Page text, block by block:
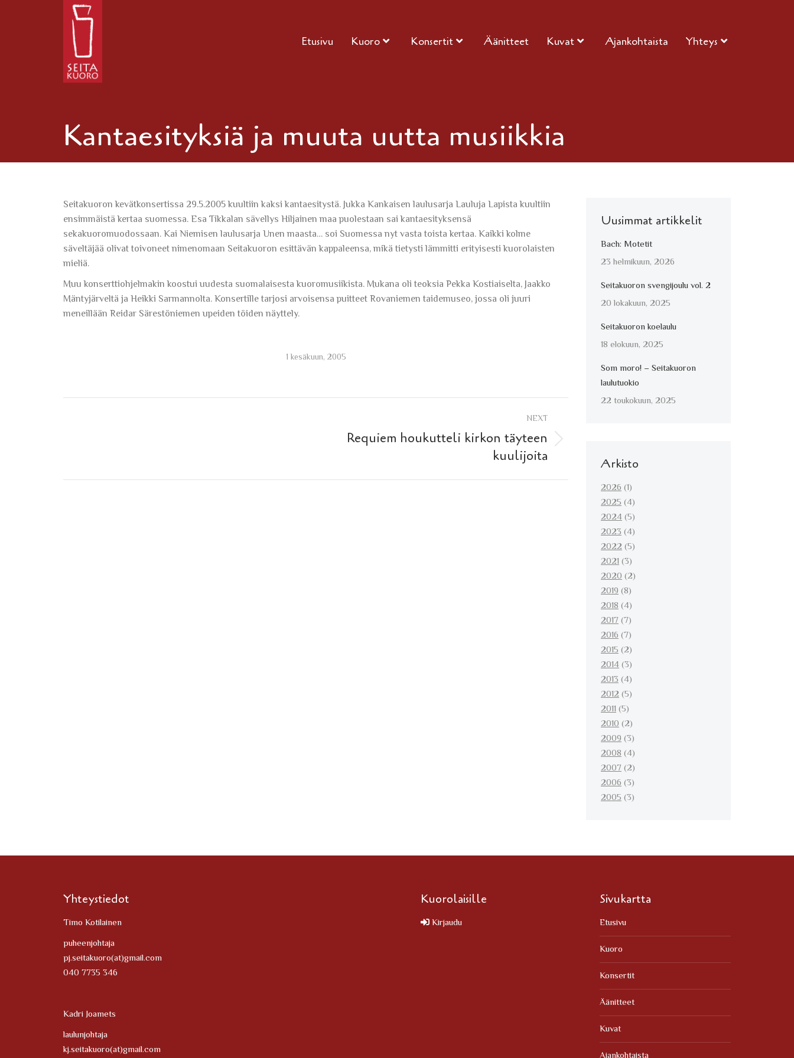
Etusivu Kuoro Konsertit Äänitteet Kuvat Ajankohtaista Yhteys
Kantaesityksiä ja muuta uutta musiikkia
Seitakuoron kevätkonsertissa 29.5.2005 kuultiin kaksi kantaesitystä. Jukka Kankaisen laulusarja Lauluja Lapista kuultiin
ensimmäistä kertaa suomessa. Esa Tikkalan sävellys Hiljainen maa puolestaan sai kantaesityksensä
sekakuoromuodossaan. Kai Niemisen laulusarja Unen maasta… soi Suomessa nyt vasta toista kertaa. Kaikki kolme
säveltäjää olivat toivoneet nimenomaan Seitakuoron esittävän kappaleensa, mikä tietysti lämmitti erityisesti kuorolaisten
mieliä.
Muu konserttiohjelmakin koostui uudesta suomalaisesta kuoromusiikista. Mukana oli teoksia Pekka Kostiaiselta, Jaakko
Mäntyjärveltä ja Heikki Sarmannolta. Konsertille tarjosi arvoisensa puitteet Rovaniemen taidemuseo, jossa oli juuri
meneillään Reidar Särestöniemen upeiden töiden näyttely.
1 kesäkuun, 2005
NEXT
NextRequiem houkutteli kirkon täyteen
kuulijoita
Uusimmat artikkelit
Bach: Motetit
23 helmikuun, 2026
Seitakuoron svengijoulu vol. 2
20 lokakuun, 2025
Seitakuoron koelaulu
18 elokuun, 2025
Som moro! – Seitakuoron
laulutuokio
22 toukokuun, 2025
Arkisto
2026(1)
2025(4)
2024(5)
2023(4)
2022(5)
2021(3)
2020(2)
2019(8)
2018(4)
2017(7)
2016(7)
2015(2)
2014(3)
2013(4)
2012(5)
2011(5)
2010(2)
2009(3)
2008(4)
2007(2)
2006(3)
2005(3)
Yhteystiedot
Timo Kotilainen
puheenjohtaja
pj.seitakuoro(at)gmail.com
040 7735 346
Kadri Joamets
laulunjohtaja
kj.seitakuoro(at)gmail.com
Kuorolaisille
Kirjaudu
Sivukartta
Etusivu
Kuoro
Konsertit
Äänitteet
Kuvat